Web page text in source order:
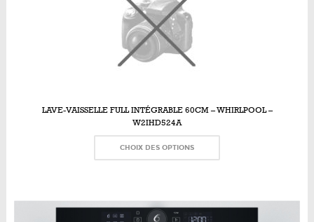
LAVE-VAISSELLE FULL INTÉGRABLE 60CM – WHIRLPOOL –
W2IHD524A
CHOIX DES OPTIONS